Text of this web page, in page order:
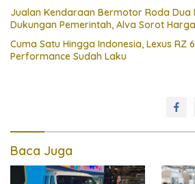
Jualan Kendaraan Bermotor Roda Dua
Dukungan Pemerintah, Alva Sorot
Cuma Satu Hingga Indonesia, Lexus RZ
Performance Sudah Laku
Baca Juga